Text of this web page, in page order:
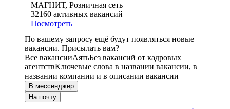
МАГНИТ, Розничная сеть
32160 активных вакансий
Посмотреть
По вашему запросу ещё будут появляться новые
вакансии. Присылать вам?
Все вакансииАятьБез вакансий от кадровых
агентствКлючевые слова в названии вакансии, в
названии компании и в описании вакансии
В мессенджер
На почту